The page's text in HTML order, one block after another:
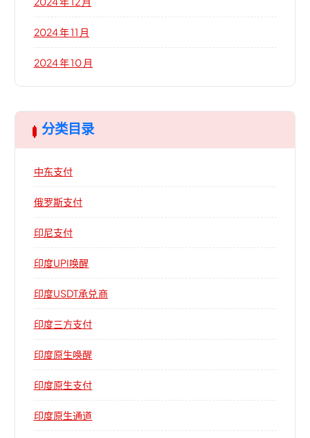
2024 年 11 月
2024 年 10 月
分类目录
中东支付
俄罗斯支付
印尼支付
印度UPI唤醒
印度USDT承兑商
印度三方支付
印度原生唤醒
印度原生支付
印度原生通道